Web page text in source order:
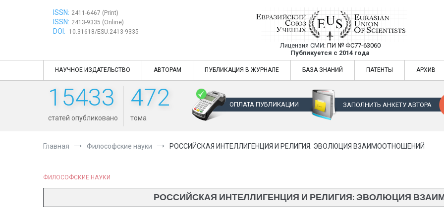
ISSN: 2411-6467 (Print)
ISSN: 2413-9335 (Online)
DOI: 10.31618/ESU.2413-9335
Евразийский Союз Ученых —
Лицензия СМИ: ПИ № ФС77-63060
Публикуется с 2014 года
Евразийский Союз Ученых — публикация научных статей в
НАУЧНОЕ ИЗДАТЕЛЬСТВО АВТОРАМ ПУБЛИКАЦИЯ В ЖУРНАЛЕ БАЗА ЗНАНИЙ ПАТЕНТЫ АРХИВ
15433
статей опубликовано
472
тома
ОПЛАТА ПУБЛИКАЦИИ ЗАПОЛНИТЬ АНКЕТУ АВТОРА
Главная Философские науки РОССИЙСКАЯ ИНТЕЛЛИГЕНЦИЯ И РЕЛИГИЯ: ЭВОЛЮЦИЯ ВЗАИМООТНОШЕНИЙ
ФИЛОСОФСКИЕ НАУКИ
РОССИЙСКАЯ ИНТЕЛЛИГЕНЦИЯ И РЕЛИГИЯ: ЭВОЛЮЦИЯ